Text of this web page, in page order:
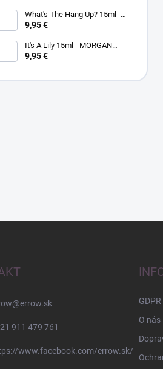
What's The Hang Up? 15ml -
MORGANTAYLOR - lak na
9,95 €
It's A Lily 15ml - MORGAN
TAYLOR - lak na nechty
9,95 €
@errow.sk
911 479 761
www.facebook.com/errow.sk/
GDPR
O nás